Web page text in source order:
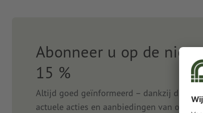
Abonneer u op de
15 %
Altijd goed geïnformeerd – dankzij de
actuele acties en aanbiedingen van onze